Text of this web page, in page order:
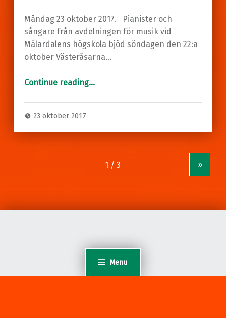
Menu
Måndag 23 oktober 2017. Pianister och
sångare från avdelningen för musik vid
Mälardalens högskola bjöd söndagen den 22:a
oktober Västeråsarna…
Continue reading…
23 oktober 2017
»